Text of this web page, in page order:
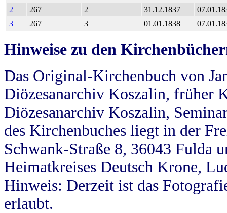
2
267 2 31.12.1837
3
267 3 01.01.1838
Hinweise zu den
Das Original-Kirchenbuch von
Diözesanarchiv Koszalin, früher
Diözesanarchiv Koszalin,
des Kirchenbuches liegt in der
Schwank-Straße 8, 36043 Fulda
Heimatkreises Deutsch Krone,
Hinweis: Derzeit ist das
erlaubt.